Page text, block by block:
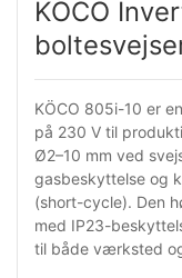
KÖCO
KÖCO 805i-10 er
på 230 V til
Ø2–10 mm ved
gasbeskyttelse og
(short-cycle). Den
med IP23-
til både værksted